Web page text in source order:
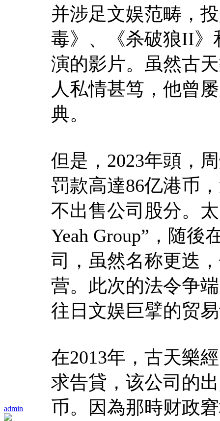
admin
并涉足文娱范畴，
毒》、《杀破狼II
演的影片。虽然古
人私情甚笃，他曾
典。
但是，2023年頭，
罚款高達86亿港币
不出售公司股分。
Yeah Group”，随
司，虽然名称更迭
营。此次的法令争
往日文娱巨擘的贸
在2013年，古天樂
求告貸，该公司的
币。因為那時财政